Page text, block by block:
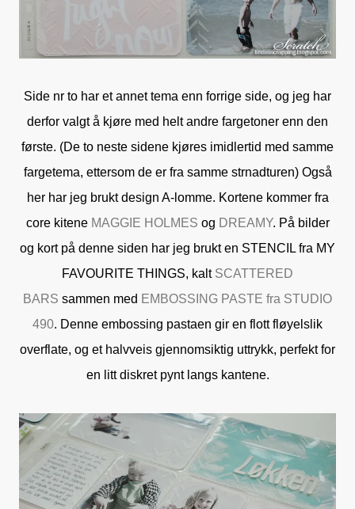
Side nr to har et annet tema enn forrige side, og jeg har
derfor valgt å kjøre med helt andre fargetoner enn den
første. (De to neste sidene kjøres imidlertid med samme
fargetema, ettersom de er fra samme strnadturen) Også
her har jeg brukt design A-lomme. Kortene kommer fra
core kitene MAGGIE HOLMES og DREAMY. På bilder
og kort på denne siden har jeg brukt en STENCIL fra MY
FAVOURITE THINGS, kalt SCATTERED
BARS sammen med EMBOSSING PASTE fra STUDIO
490. Denne embossing pastaen gir en flott fløyelslik
overflate, og et halvveis gjennomsiktig uttrykk, perfekt for
en litt diskret pynt langs kantene.